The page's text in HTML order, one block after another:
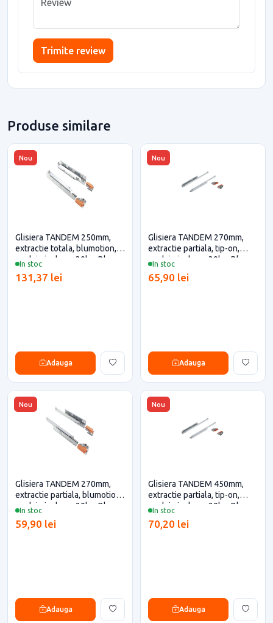
Trimite review
Produse similare
Nou
In stoc
Glisiera TANDEM 250mm,
extractie totala, blumotion,
cuplaje incluse, 30kg, Blum
eficiente
131,37 lei
Adauga
Nou
In stoc
Glisiera TANDEM 270mm,
extractie partiala, tip-on,
cuplaje incluse, 30kg, Blum
eficiente
65,90 lei
Adauga
Nou
In stoc
Glisiera TANDEM 270mm,
extractie partiala, blumotion,
cuplaje incluse, 30kg, Blum
eficiente
59,90 lei
Adauga
Nou
In stoc
Glisiera TANDEM 450mm,
extractie partiala, tip-on,
cuplaje incluse, 30kg, Blum
eficiente
70,20 lei
Adauga